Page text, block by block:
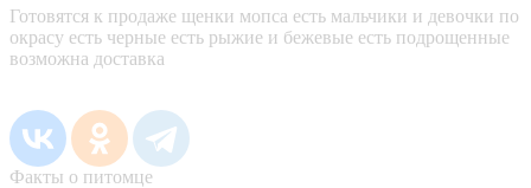
Готовятся к продаже щенки мопса есть мальчики и девочки по
окрасу есть черные есть рыжие и бежевые есть подрощенные
возможна доставка
Факты о питомце